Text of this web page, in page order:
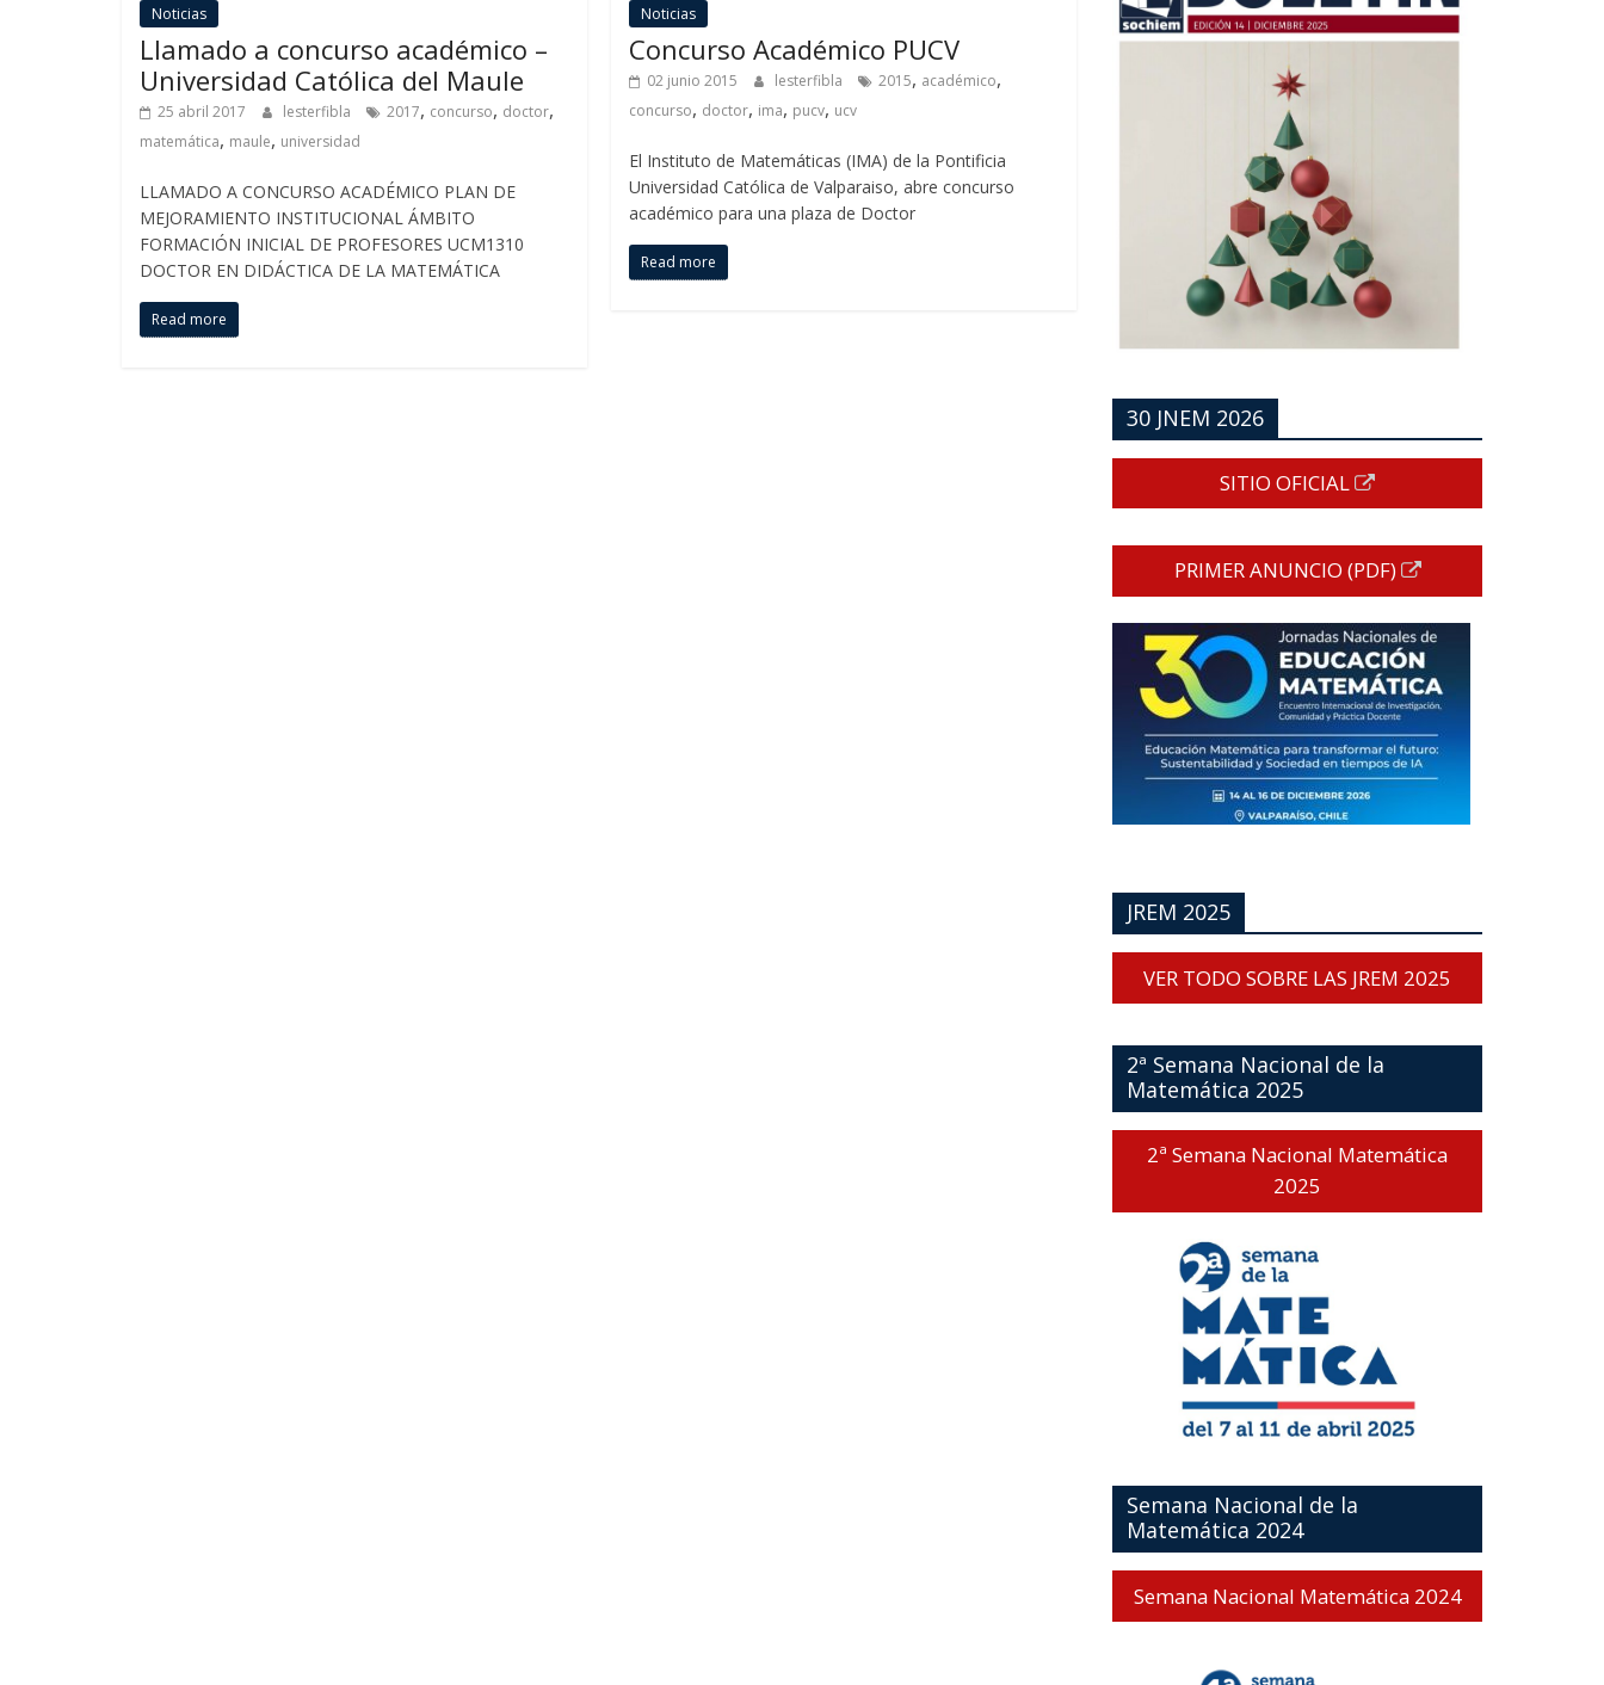
Noticias
Llamado a concurso académico –
Universidad Católica del Maule
25 abril 2017 lesterfibla 2017, concurso, doctor,
matemática, maule, universidad
LLAMADO A CONCURSO ACADÉMICO PLAN DE
MEJORAMIENTO INSTITUCIONAL ÁMBITO
FORMACIÓN INICIAL DE PROFESORES UCM1310
DOCTOR EN DIDÁCTICA DE LA MATEMÁTICA
Read more
Noticias
Concurso Académico PUCV
02 junio 2015 lesterfibla 2015, académico,
concurso, doctor, ima, pucv, ucv
El Instituto de Matemáticas (IMA) de la Pontificia
Universidad Católica de Valparaiso, abre concurso
académico para una plaza de Doctor
Read more
30 JNEM 2026
SITIO OFICIAL
PRIMER ANUNCIO (PDF)
JREM 2025
VER TODO SOBRE LAS JREM 2025
2ª Semana Nacional de la
Matemática 2025
2ª Semana Nacional Matemática
2025
Semana Nacional de la
Matemática 2024
Semana Nacional Matemática 2024